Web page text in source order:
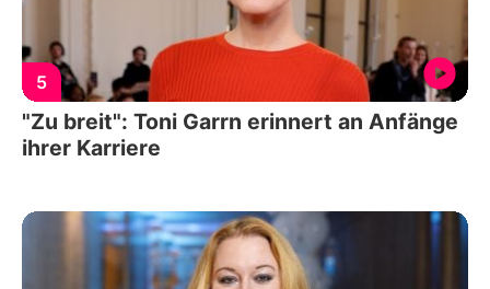
5
"Zu breit": Toni Garrn erinnert an Anfänge
ihrer Karriere